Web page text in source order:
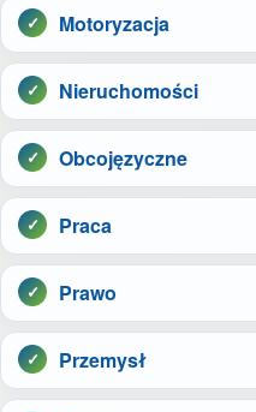
Motoryzacja
Nieruchomości
Obcojęzyczne
Praca
Prawo
Przemysł